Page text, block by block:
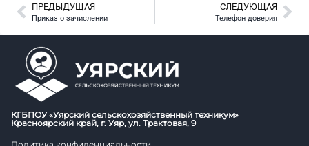
ПРЕДЫДУЩАЯ
Приказ о зачислении
СЛЕДУЮЩАЯ
Телефон доверия
КГБПОУ «Уярский сельскохозяйственный техникум»
Красноярский край, г. Уяр, ул. Трактовая, 9